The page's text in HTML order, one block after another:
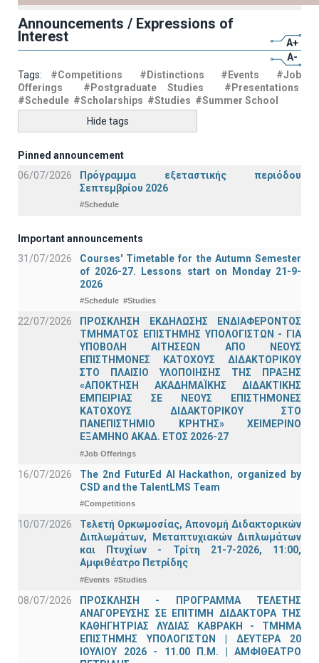
Announcements / Expressions of
Interest
A+
A-
Tags: #Competitions #Distinctions #Events
#Job
Offerings
#Postgraduate Studies
#Presentations
#Schedule #Scholarships #Studies #Summer School
Hide tags
Pinned announcement
06/07/2026
Πρόγραμμα εξεταστικής περιόδου
Σεπτεμβρίου 2026
#Schedule
Important announcements
31/07/2026
Courses' Timetable for the Autumn Semester
of 2026-27. Lessons start on Monday 21-9-
2026
#Schedule #Studies
22/07/2026
ΠΡΟΣΚΛΗΣΗ ΕΚΔΗΛΩΣΗΣ ΕΝΔΙΑΦΕΡΟΝΤΟΣ
ΤΜΗΜΑΤΟΣ ΕΠΙΣΤΗΜΗΣ ΥΠΟΛΟΓΙΣΤΩΝ - ΓΙΑ
ΥΠΟΒΟΛΗ ΑΙΤΗΣΕΩΝ ΑΠΟ ΝΕΟΥΣ
ΕΠΙΣΤΗΜΟΝΕΣ ΚΑΤΟΧΟΥΣ ΔΙΔΑΚΤΟΡΙΚΟΥ
ΣΤΟ ΠΛΑΙΣΙΟ ΥΛΟΠΟΙΗΣΗΣ ΤΗΣ ΠΡΑΞΗΣ
«ΑΠΟΚΤΗΣΗ ΑΚΑΔΗΜΑΪΚΗΣ ΔΙΔΑΚΤΙΚΗΣ
ΕΜΠΕΙΡΙΑΣ ΣΕ ΝΕΟΥΣ ΕΠΙΣΤΗΜΟΝΕΣ
ΚΑΤΟΧΟΥΣ ΔΙΔΑΚΤΟΡΙΚΟΥ ΣΤΟ
ΠΑΝΕΠΙΣΤΗΜΙΟ ΚΡΗΤΗΣ» ΧΕΙΜΕΡΙΝΟ
ΕΞΑΜΗΝΟ ΑΚΑΔ. ΕΤΟΣ 2026-27
#Job Offerings
16/07/2026
The 2nd FuturEd AI Hackathon, organized by
CSD and the TalentLMS Team
#Competitions
10/07/2026
Τελετή Ορκωμοσίας, Απονομή Διδακτορικών
Διπλωμάτων, Μεταπτυχιακών Διπλωμάτων
και Πτυχίων - Τρίτη 21-7-2026, 11:00,
Αμφιθέατρο Πετρίδης
#Events #Studies
08/07/2026
ΠΡΟΣΚΛΗΣΗ - ΠΡΟΓΡΑΜΜΑ ΤΕΛΕΤΗΣ
ΑΝΑΓΟΡΕΥΣΗΣ ΣΕ ΕΠΙΤΙΜΗ ΔΙΔΑΚΤΟΡΑ ΤΗΣ
ΚΑΘΗΓΗΤΡΙΑΣ ΛΥΔΙΑΣ ΚΑΒΡΑΚΗ - ΤΜΗΜΑ
ΕΠΙΣΤΗΜΗΣ ΥΠΟΛΟΓΙΣΤΩΝ | ΔΕΥΤΕΡΑ 20
ΙΟΥΛΙΟΥ 2026 - 11.00 Π.Μ. | ΑΜΦΙΘΕΑΤΡΟ